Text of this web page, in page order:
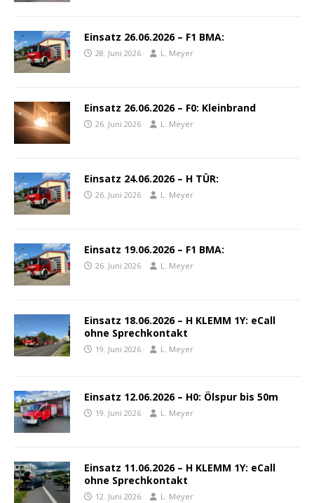
Einsatz 26.06.2026 – F1 BMA:
28. Juni 2026 L. Meyer
Einsatz 26.06.2026 – F0: Kleinbrand
26. Juni 2026 L. Meyer
Einsatz 24.06.2026 – H TÜR:
26. Juni 2026 L. Meyer
Einsatz 19.06.2026 – F1 BMA:
26. Juni 2026 L. Meyer
Einsatz 18.06.2026 – H KLEMM 1Y: eCall
ohne Sprechkontakt
19. Juni 2026 L. Meyer
Einsatz 12.06.2026 – H0: Ölspur bis 50m
19. Juni 2026 L. Meyer
Einsatz 11.06.2026 – H KLEMM 1Y: eCall
ohne Sprechkontakt
12. Juni 2026 L. Meyer